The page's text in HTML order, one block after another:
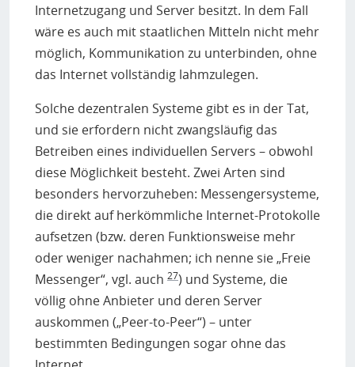
Internetzugang und Server besitzt. In dem Fall
wäre es auch mit staatlichen Mitteln nicht mehr
möglich, Kommunikation zu unterbinden, ohne
das Internet vollständig lahmzulegen.
Solche dezentralen Systeme gibt es in der Tat,
und sie erfordern nicht zwangsläufig das
Betreiben eines individuellen Servers – obwohl
diese Möglichkeit besteht. Zwei Arten sind
besonders hervorzuheben: Messengersysteme,
die direkt auf herkömmliche Internet-Protokolle
aufsetzen (bzw. deren Funktionsweise mehr
oder weniger nachahmen; ich nenne sie „Freie
Messenger“, vgl. auch 27) und Systeme, die
völlig ohne Anbieter und deren Server
auskommen („Peer-to-Peer“) – unter
bestimmten Bedingungen sogar ohne das